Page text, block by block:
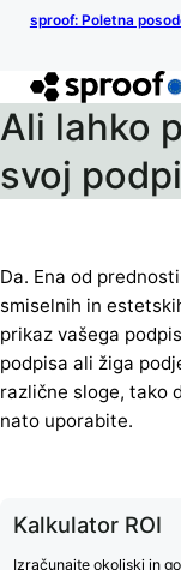
sproof: Poletna
Ali lahko
svoj
Da. Ena od
smiselnih in
prikaz vašega
podpisa ali žiga
različne sloge, tako
nato uporabite.
Kalkulator ROI
Izračunajte okoljski in